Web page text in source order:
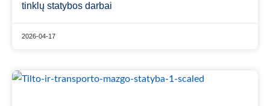
tinklų statybos darbai
2026-04-17